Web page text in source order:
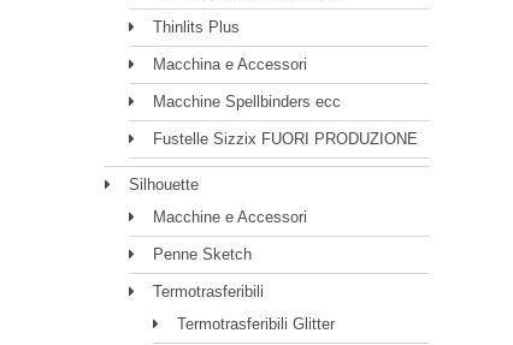
Thinlits Plus
Macchina e Accessori
Macchine Spellbinders ecc
Fustelle Sizzix FUORI PRODUZIONE
Silhouette
Macchine e Accessori
Penne Sketch
Termotrasferibili
Termotrasferibili Glitter